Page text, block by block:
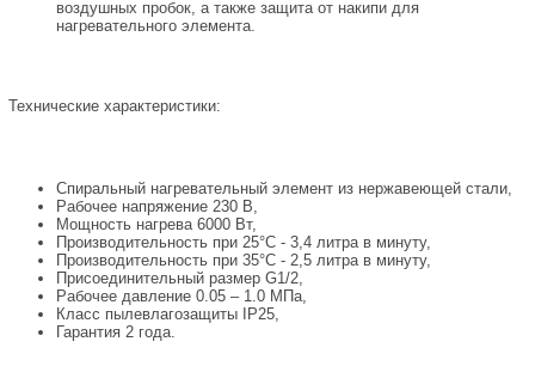
воздушных пробок, а также защита от накипи для
нагревательного элемента.
Технические характеристики:
Спиральный нагревательный элемент из нержавеющей стали,
Рабочее напряжение 230 В,
Мощность нагрева 6000 Вт,
Производительность при 25°С - 3,4 литра в минуту,
Производительность при 35°С - 2,5 литра в минуту,
Присоединительный размер G1/2,
Рабочее давление 0.05 – 1.0 МПа,
Класс пылевлагозащиты IP25,
Гарантия 2 года.